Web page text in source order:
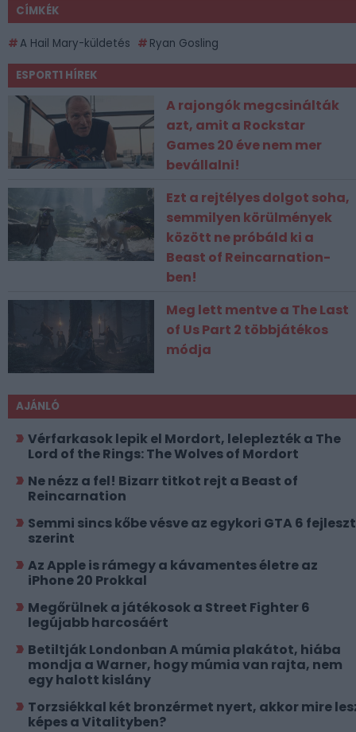
CÍMKÉK
A Hail Mary-küldetés Ryan Gosling
ESPORT1 HÍREK
A rajongók megcsinálták
azt, amit a Rockstar
Games 20 éve nem mer
bevállalni!
Ezt a rejtélyes dolgot soha,
semmilyen körülmények
között ne próbáld ki a
Beast of Reincarnation-
ben!
Meg lett mentve a The Last
of Us Part 2 többjátékos
módja
AJÁNLÓ
Vérfarkasok lepik el Mordort, leleplezték a The
Lord of the Rings: The Wolves of Mordort
Ne nézz a fel! Bizarr titkot rejt a Beast of
Reincarnation
Semmi sincs kőbe vésve az egykori GTA 6
szerint
Az Apple is rámegy a kávamentes életre az
iPhone 20 Prokkal
Megőrülnek a játékosok a Street Fighter 6
legújabb harcosáért
Betiltják Londonban A múmia plakátot, hiába
mondja a Warner, hogy múmia van rajta, nem
egy halott kislány
Torzsiékkal két bronzérmet nyert, akkor mire
képes a Vitalityben?